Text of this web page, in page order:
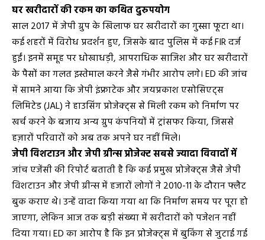
घर खरीदारों की रकम का कथित दुरुपयोग
साल 2017 में जेपी ग्रुप के खिलाफ घर खरीदारों का गुस्सा फूटा था।
कई शहरों में विरोध प्रदर्शन हुए, जिसके बाद पुलिस में कई FIR दर्ज
हुईं। इनमें समूह पर धोखाधड़ी, आपराधिक साजिश और घर खरीदारों
के पैसों का गलत इस्तेमाल करने जैसे गंभीर आरोप लगे। ED की जांच
में सामने आया कि जेपी इंफ्राटेक और जयप्रकाश एसोसिएट्स
लिमिटेड (JAL) ने हाउसिंग प्रोजेक्ट्स से मिली रकम को निर्माण पर
खर्च करने के बजाय अन्य ग्रुप कंपनियों में ट्रांसफर किया, जिससे
हज़ारों परिवारों को अब तक अपने घर नहीं मिले।
जेपी विशटाउन और जेपी ग्रीन्स प्रोजेक्ट सबसे ज्यादा विवादों में
जांच एजेंसी की रिपोर्ट बताती है कि कई प्रमुख प्रोजेक्ट्स जैसे जेपी
विशटाउन और जेपी ग्रीन्स में हजारों लोगों ने 2010-11 के दौरान फ्लैट
बुक कराए थे। उन्हें वादा किया गया था कि निर्माण समय पर पूरा हो
जाएगा, लेकिन आज तक बड़ी संख्या में खरीदारों को पजेशन नहीं
दिया गया। ED का आरोप है कि इन प्रोजेक्ट्स में बुकिंग से जुटाई गई